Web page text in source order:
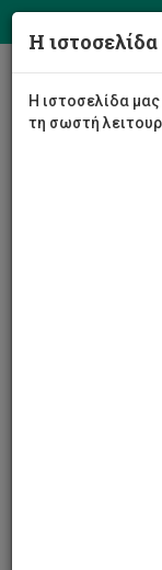
Διοικητικές
Υπηρεσία
Η
Η ιστοσελίδα
τη σωστή